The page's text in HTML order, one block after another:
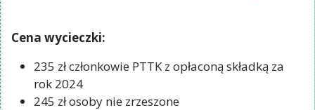
Cena wycieczki:
235 zł członkowie PTTK z opłaconą składką za
rok 2024
245 zł osoby nie zrzeszone